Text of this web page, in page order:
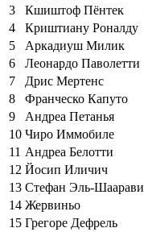
3
Кшиштоф Пёнтек
4
Криштиану Роналду
5
Аркадиуш Милик
6
Леонардо Паволетти
7
Дрис Мертенс
8
Франческо Капуто
9
Андреа Петанья
10 Чиро Иммобиле
11 Андреа Белотти
12 Йосип Иличич
13 Стефан Эль-Шаарави
14 Жервиньо
15 Грегоре Дефрель